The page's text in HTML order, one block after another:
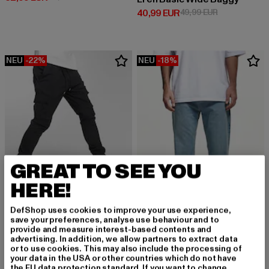
40,99 EUR
Derzeitiger Preis: 40,99 EUR
49,99 EURAktionspreis:
NEU -22%
DEF
Litra
38,99 EUR
Derzeitiger Preis: 38,99 EUR
49,99 EUR Aktionspreis: 49,99 EUR
NEU -18%
2Y STUDIOS
Gabrie Basic Straight Jeans
49,99 EURAktionspreis:
GREAT TO SEE YOU
HERE!
DefShop uses cookies to improve your use experience,
save your preferences, analyse use behaviour and to
provide and measure interest-based contents and
advertising. In addition, we allow partners to extract data
or to use cookies. This may also include the processing of
your data in the USA or other countries which do not have